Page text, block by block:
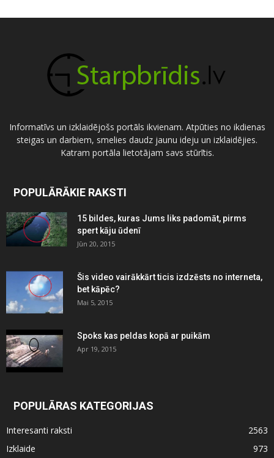
Informatīvs un izklaidējošs portāls ikvienam. Atpūties no ikdienas
steigas un darbiem, smelies daudz jaunu ideju un izklaidējies.
Katram portāla lietotājam savs stūrītis.
POPULĀRĀKIE RAKSTI
15 bildes, kuras Jums liks padomāt, pirms
spert kāju ūdenī
Jūn 20, 2015
Šis video vairākkārt ticis izdzēsts no interneta,
bet kāpēc?
Mai 5, 2015
Spoks kas peldas kopā ar puikām
Apr 19, 2015
POPULĀRAS KATEGORIJAS
Interesanti raksti
2563
Izklaide
973